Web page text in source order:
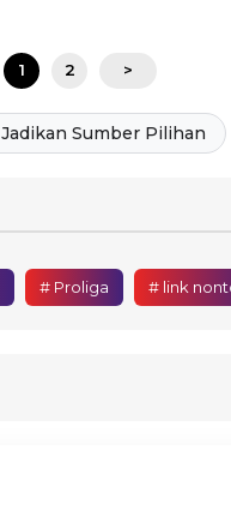
1 2 >
Jadikan Sumber Pilihan
# Proliga # link